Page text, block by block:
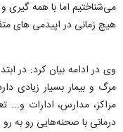
می‌شناختیم اما با همه گیری
هیچ زمانی در اپیدمی های
وی در ادامه بیان کرد: در
مرگ و بیمار بسیار زیادی
مراکز، مدارس، ادارات
درمانی با صحنه‌هایی رو به